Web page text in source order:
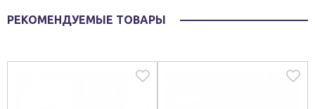
РЕКОМЕНДУЕМЫЕ ТОВАРЫ